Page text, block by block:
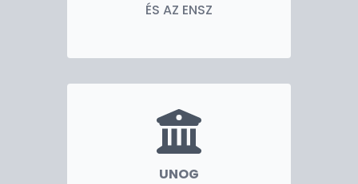
ÉS AZ ENSZ
UNOG